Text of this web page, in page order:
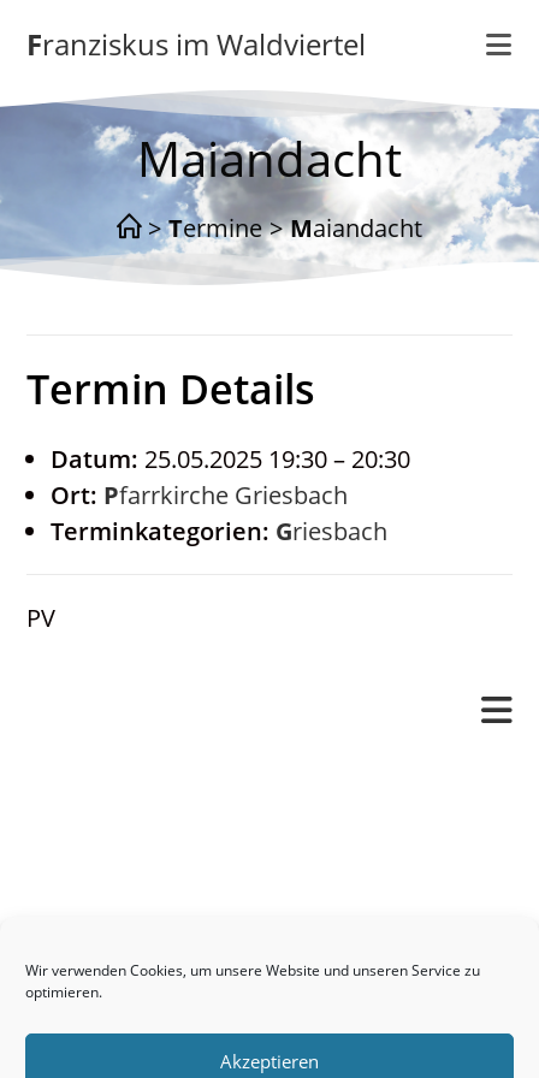
Wir verwenden Cookies, um unsere Website und unseren Service zu
optimieren.
Akzeptieren
Inhalt
springenFranziskus im Waldviertel
Maiandacht
> Termine > Maiandacht
Termin Details
Datum: 25.05.2025 19:30– 20:30
Ort:
Pfarrkirche Griesbach
Terminkategorien:
Griesbach
PV
Kontakt
Links
Neuigkeiten